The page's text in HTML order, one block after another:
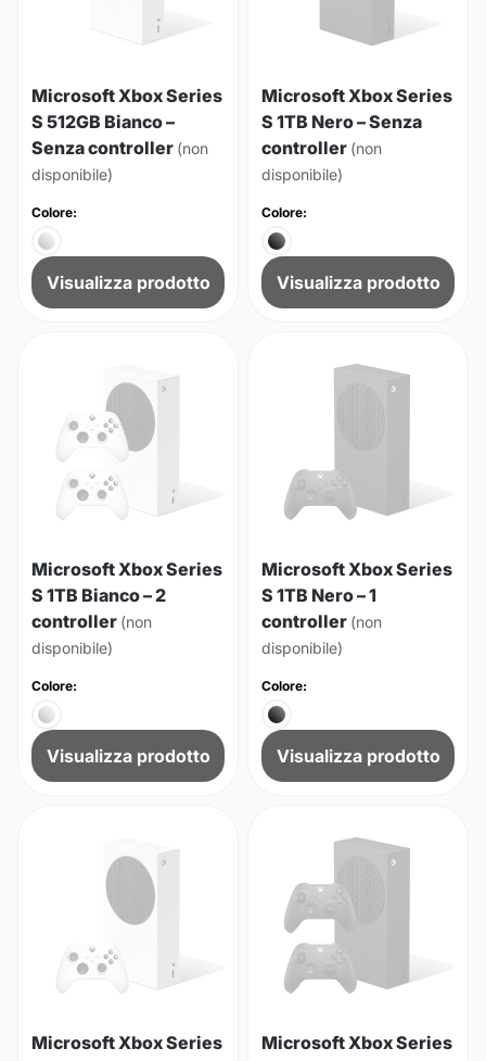
Microsoft Xbox Series
S 512GB Bianco –
Senza controller (non
disponibile)
Colore:
Visualizza prodotto
Microsoft Xbox Series
S 1TB Nero – Senza
controller (non
disponibile)
Colore:
Visualizza prodotto
Microsoft Xbox Series
S 1TB Bianco – 2
controller (non
disponibile)
Colore:
Visualizza prodotto
Microsoft Xbox Series
S 1TB Nero – 1
controller (non
disponibile)
Colore:
Visualizza prodotto
Microsoft Xbox Series
Microsoft Xbox Series